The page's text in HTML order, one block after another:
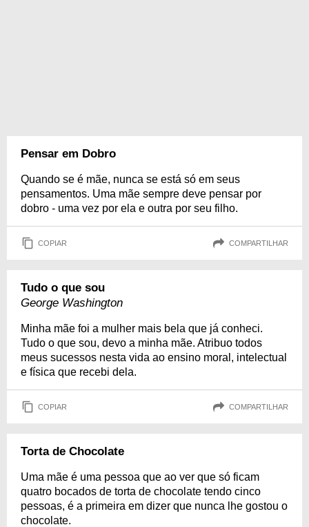
Pensar em Dobro
Quando se é mãe, nunca se está só em seus
pensamentos. Uma mãe sempre deve pensar por
dobro - uma vez por ela e outra por seu filho.
COPIAR COMPARTILHAR
Tudo o que sou
George Washington
Minha mãe foi a mulher mais bela que já conheci.
Tudo o que sou, devo a minha mãe. Atribuo todos
meus sucessos nesta vida ao ensino moral, intelectual
e física que recebi dela.
COPIAR COMPARTILHAR
Torta de Chocolate
Uma mãe é uma pessoa que ao ver que só ficam
quatro bocados de torta de chocolate tendo cinco
pessoas, é a primeira em dizer que nunca lhe gostou o
chocolate.